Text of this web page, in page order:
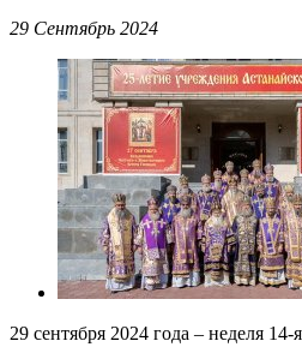
29 Сентябрь 2024
29 сентября 2024 года – неделя